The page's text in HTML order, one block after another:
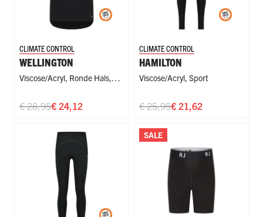
CLIMATE CONTROL
WELLINGTON
Viscose/Acryl, Ronde Hals,
€ 24,12
€ 28,95
CLIMATE CONTROL
HAMILTON
Viscose/Acryl, Sport
€ 21,62
€ 25,95
SALE